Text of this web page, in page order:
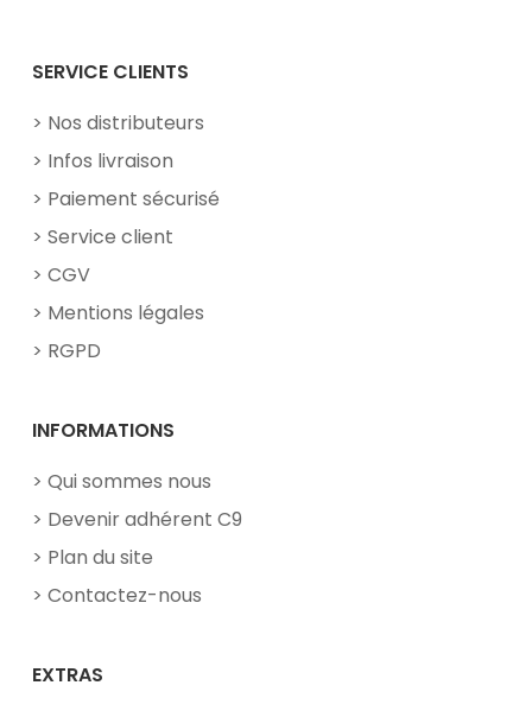
SERVICE CLIENTS
Nos distributeurs
Infos livraison
Paiement sécurisé
Service client
CGV
Mentions légales
RGPD
INFORMATIONS
Qui sommes nous
Devenir adhérent C9
Plan du site
Contactez-nous
EXTRAS